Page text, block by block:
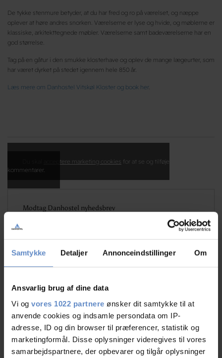
Samtykke Detaljer Annonceindstillinger Om
Ansvarlig brug af dine data
Vi og vores 1022 partnere ønsker dit samtykke til at
anvende cookies og indsamle persondata om IP-
adresse, ID og din browser til præferencer, statistik og
marketingformål. Disse oplysninger videregives til vores
samarbejdspartnere, der opbevarer og tilgår oplysninger
De tykke stenmure betyder, at du har fred og ro på værelset, og næppe
oplever at høre andres snorken. Værelserne er lyse og hvide, og møblerne er
klassiske, arkitekttegnede møbler. Værelserne samt badeværelserne har en
god størrelse.
Tag på en gåtur i den smukke klosterhave og oplev de mange lægeurter, som
har været dyrket på stedet igennem hele 850 år.
Læs mere om Danhostel Vitskøl Kloster og book her
acceptere marketing cookies for at se og tilføje
kommentarer.
Modtag Danhostel nyhedsbrev
JA TAK JEG VIL GERNE GIVE SAMTYKKE TIL AT MODTAGE
MAIL VEDRØRENDE JERES PRODUKTSORTIMENT
Jeg accepterer Danhostels beskyttelse af Personlige
oplysninger
This site is protected by reCAPTCHA and the Google Privacy